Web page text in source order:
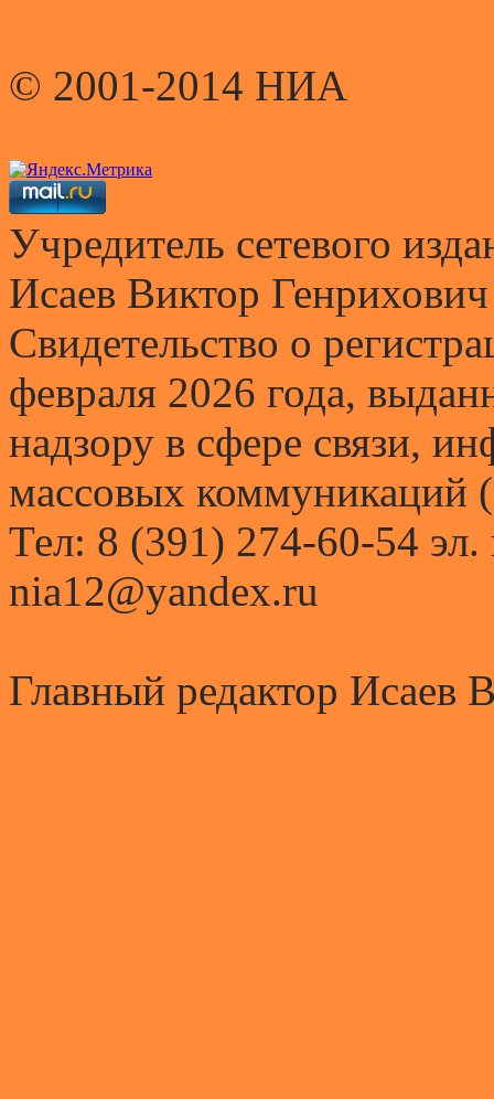
© 2001-2014 НИА
Учредитель сетевого
Исаев Виктор Генрихович
Свидетельство о
февраля 2026 года,
надзору в сфере связи,
массовых коммуникаций
Тел: 8 (391) 274-60-54 эл.
nia12@yandex.ru
Главный редактор Исаев